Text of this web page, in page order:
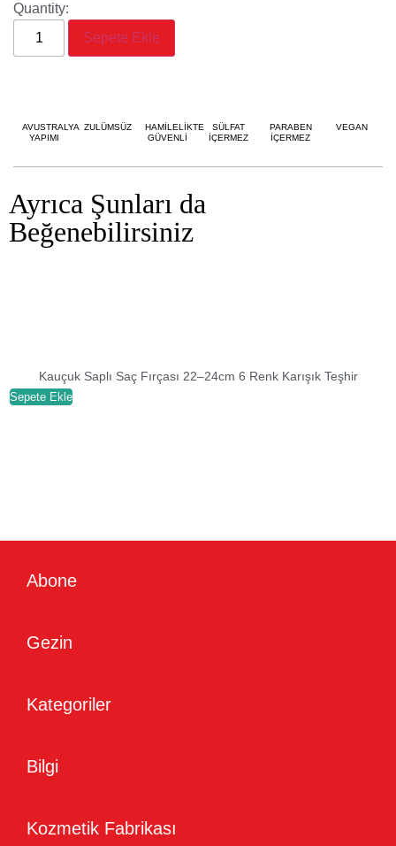
Quantity:
Sepete Ekle
AVUSTRALYA
YAPIMI
ZULÜMSÜZ
HAMİLELİKTE
GÜVENLİ
SÜLFAT
İÇERMEZ
PARABEN
İÇERMEZ
VEGAN
Ayrıca Şunları da
Beğenebilirsiniz
Kauçuk Saplı Saç Fırçası 22–24cm 6 Renk Karışık Teşhir
Sepete Ekle
Abone
Gezin
Kategoriler
Bilgi
Kozmetik Fabrikası